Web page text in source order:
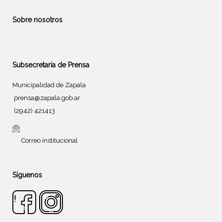
Sobre nosotros
Subsecretaría de Prensa
Municipalidad de Zapala
prensa@zapala.gob.ar
(2942) 421413
Correo institucional
Síguenos